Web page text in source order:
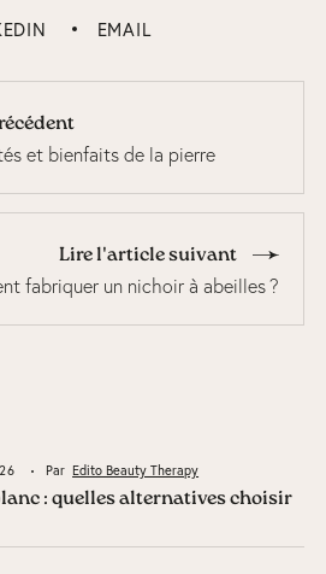
EMAIL
et bienfaits de la pierre
Lire l'article suivant
fabriquer un nichoir à abeilles ?
Par Edito Beauty Therapy
: quelles alternatives choisir